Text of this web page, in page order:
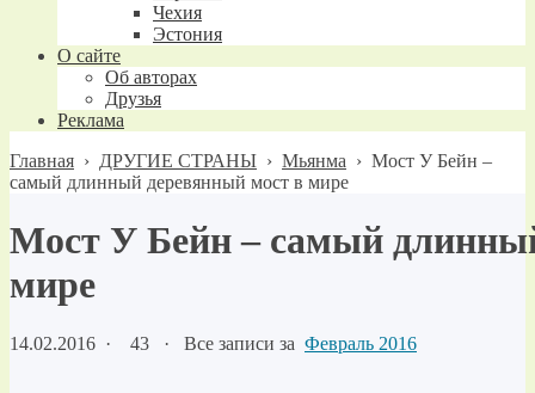
Чехия
Эстония
О сайте
Об авторах
Друзья
Реклама
Главная › ДРУГИЕ СТРАНЫ › Мьянма › Мост У Бейн –
самый длинный деревянный мост в мире
Мост У Бейн – самый
мире
14.02.2016 · 43 · Все записи за Февраль 2016